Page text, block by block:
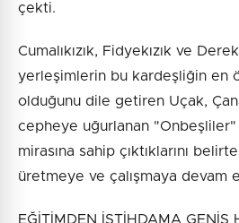
çekti.
Cumalıkızık, Fidyekızık ve
yerleşimlerin bu kardeşliğin en
olduğunu dile getiren Uçak,
cepheye uğurlanan "Onbeşliler"
mirasına sahip çıktıklarını
üretmeye ve çalışmaya devam
EĞİTİMDEN İSTİHDAMA GENİŞ